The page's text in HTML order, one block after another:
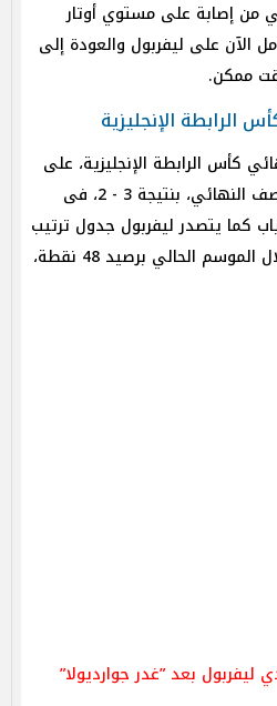
من إصابة على مستوي أوتار
الآن على ليفربول والعودة إلى
ممكن.
الرابطة الإنجليزية
كأس الرابطة الإنجليزية، على
حساب فريق فولهام، فى نصف النهائي، بنتيجة 3 - 2، فى
كما يتصدر ليفربول جدول ترتيب
الدوري الإنجليزي الممتاز خلال الموسم الحالي برصيد 48 نقطة،
ليفربول بعد ”غدر جوارديولا”